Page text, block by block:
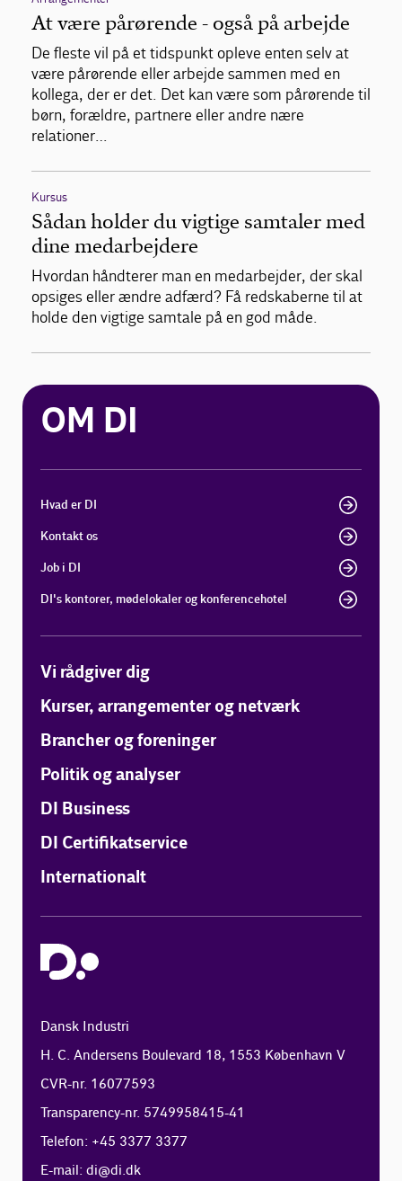
At være pårørende - også på arbejde
De fleste vil på et tidspunkt opleve enten selv at
være pårørende eller arbejde sammen med en
kollega, der er det. Det kan være som pårørende til
børn, forældre, partnere eller andre nære
relationer…
Kursus
Sådan holder du vigtige samtaler med
dine medarbejdere
Hvordan håndterer man en medarbejder, der skal
opsiges eller ændre adfærd? Få redskaberne til at
holde den vigtige samtale på en god måde.
OM DI
Hvad er DI
Kontakt os
Job i DI
DI's kontorer, mødelokaler og konferencehotel
Vi rådgiver dig
Kurser, arrangementer og netværk
Brancher og foreninger
Politik og analyser
DI Business
DI Certifikatservice
Internationalt
Dansk Industri
H. C. Andersens Boulevard 18, 1553 København V
CVR-nr. 16077593
Transparency-nr. 5749958415-41
Telefon: +45 3377 3377
E-mail:di@di.dk